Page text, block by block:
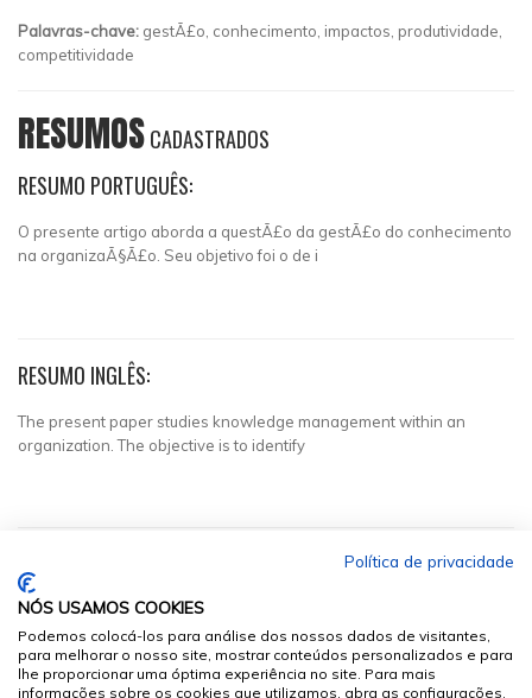
Palavras-chave: gestÃ£o, conhecimento, impactos, produtividade,
competitividade
RESUMOSCADASTRADOS
RESUMO PORTUGUÊS:
O presente artigo aborda a questÃ£o da gestÃ£o do conhecimento
na organizaÃ§Ã£o. Seu objetivo foi o de i
RESUMO INGLÊS:
The present paper studies knowledge management within an
organization. The objective is to identify
Política de privacidade
NÓS USAMOS COOKIES
Podemos colocá-los para análise dos nossos dados de visitantes,
para melhorar o nosso site, mostrar conteúdos personalizados e para
lhe proporcionar uma óptima experiência no site. Para mais
informações sobre os cookies que utilizamos, abra as configurações.